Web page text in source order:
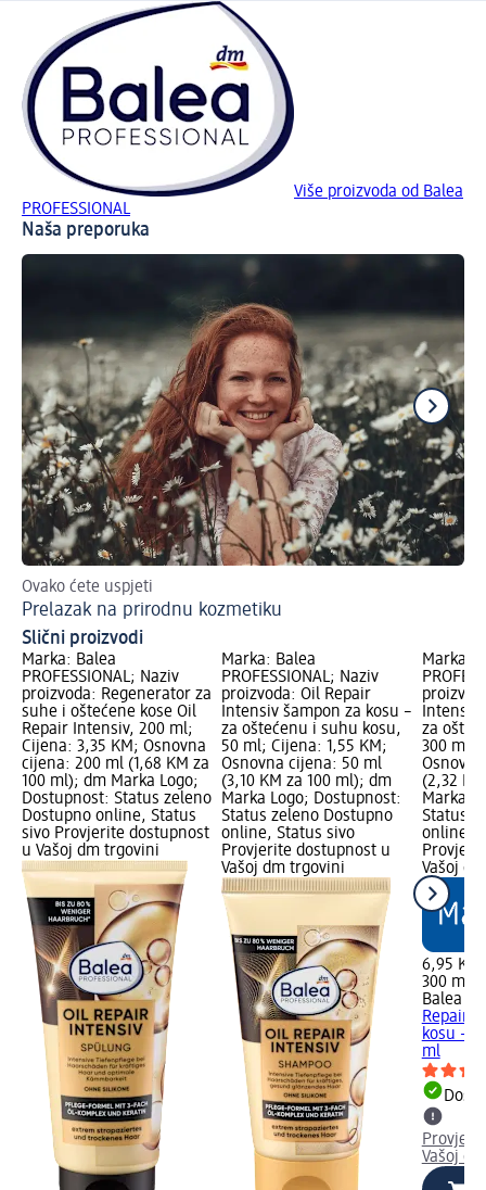
Više proizvoda od Balea
PROFESSIONAL
Naša preporuka
Ovako ćete uspjeti
Prelazak na prirodnu kozmetiku
Slični proizvodi
Marka: Balea
PROFESSIONAL; Naziv
proizvoda: Regenerator za
suhe i oštećene kose Oil
Repair Intensiv, 200 ml;
Cijena: 3,35 KM; Osnovna
cijena: 200 ml (1,68 KM za
100 ml); dm Marka Logo;
Dostupnost: Status zeleno
Dostupno online, Status
sivo Provjerite dostupnost
u Vašoj dm trgovini
Marka: Balea
PROFESSIONAL; Naziv
proizvoda: Oil Repair
Intensiv šampon za kosu –
za oštećenu i suhu kosu,
50 ml; Cijena: 1,55 KM;
Osnovna cijena: 50 ml
(3,10 KM za 100 ml); dm
Marka Logo; Dostupnost:
Status zeleno Dostupno
online, Status sivo
Provjerite dostupnost u
Vašoj dm trgovini
Marka:
Intensiv
za
300 ml;
(2,32
Marka
Status
online,
Vašoj
6,95 KM
300 ml
Balea
Repair
kosu –
ml
Vašoj